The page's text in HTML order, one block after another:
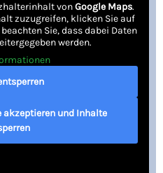
vonGoogle Maps.
zuzugreifen, klicken Sie auf
Sie, dass dabei Daten
werden.
akzeptieren und Inhalte